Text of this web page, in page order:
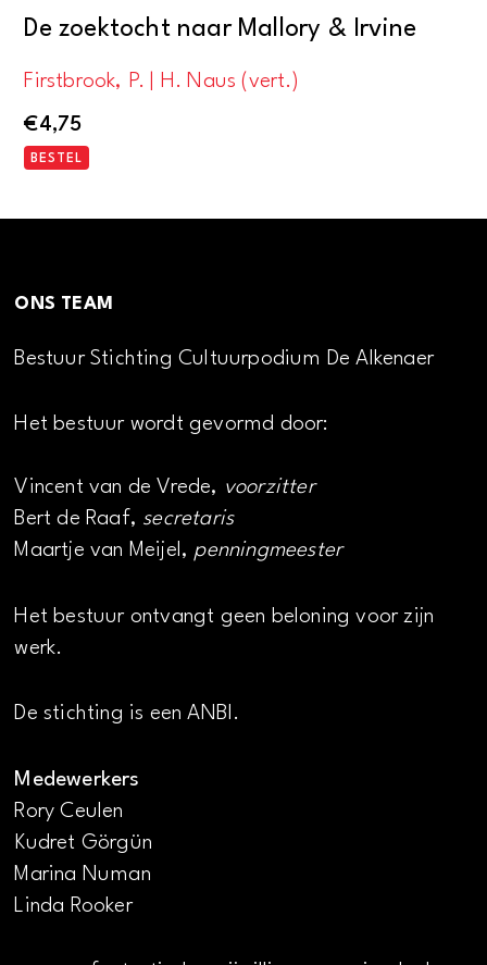
De zoektocht naar Mallory & Irvine
Firstbrook, P. | H. Naus (vert.)
€4,75
BESTEL
ONS TEAM
Bestuur Stichting Cultuurpodium De Alkenaer
Het bestuur wordt gevormd door:
Vincent van de Vrede, voorzitter
Bert de Raaf, secretaris
Maartje van Meijel, penningmeester
Het bestuur ontvangt geen beloning voor zijn
werk.
De stichting is een ANBI.
Medewerkers
Rory Ceulen
Kudret Görgün
Marina Numan
Linda Rooker